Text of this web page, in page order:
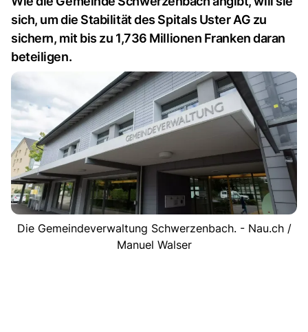
sich, um die Stabilität des Spitals Uster AG zu
sichern, mit bis zu 1,736 Millionen Franken daran
beteiligen.
Die Gemeindeverwaltung Schwerzenbach. - Nau.ch /
Manuel Walser